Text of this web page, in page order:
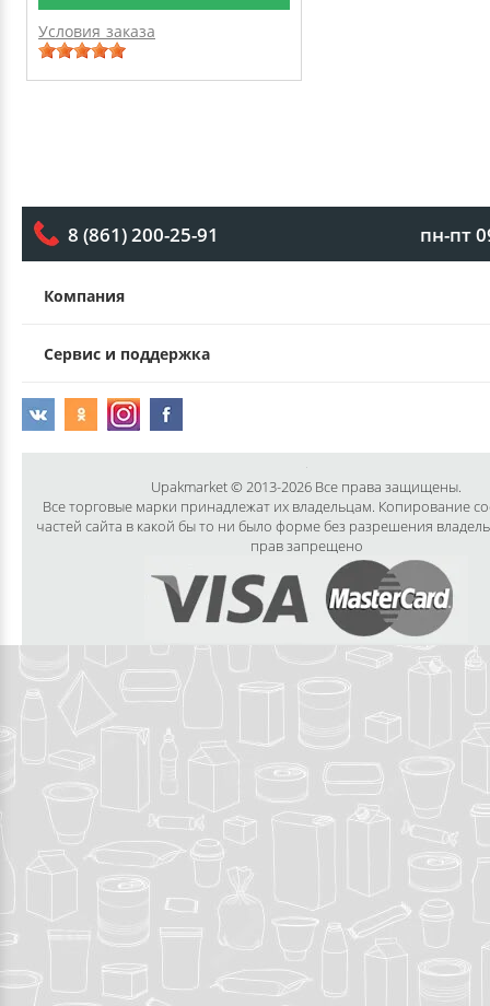
Условия заказа
8 (861) 200-25-91 пн-пт
Компания
Сервис и поддержка
Upakmarket © 2013-2026 Все права защищены.
Все торговые марки принадлежат их владельцам. Копирование
частей сайта в какой бы то ни было форме без разрешения
прав запрещено